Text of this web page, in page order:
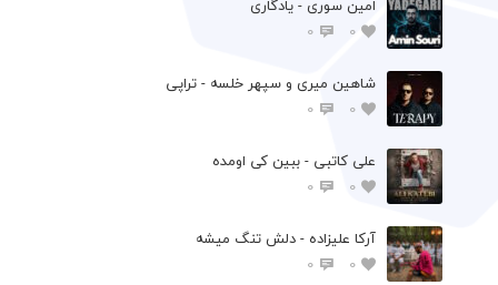
امین سوری - یادگاری
0
0
شاهین میری و سپهر خلسه - تراپی
0
0
علی کاتبی - ببین کی اومده
0
0
آرکا علیزاده - دلش تنگ میشه
0
0